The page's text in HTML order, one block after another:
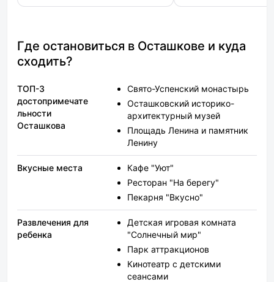
все вкусное. Расположение мне
подарили!)))) Безумное
приедем к Вам!
Где остановиться в Осташкове и куда
сходить?
ТОП-3
достопримечате
льности
Осташкова
Свято-Успенский монастырь
Осташковский историко-
архитектурный музей
Площадь Ленина и памятник
Ленину
Вкусные места
Кафе "Уют"
Ресторан "На берегу"
Пекарня "Вкусно"
Развлечения для
ребенка
Детская игровая комната
"Солнечный мир"
Парк аттракционов
Кинотеатр с детскими
сеансами